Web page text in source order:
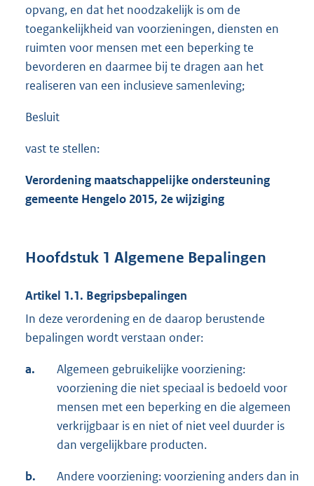
opvang, en dat het noodzakelijk is om de
toegankelijkheid van voorzieningen, diensten en
ruimten voor mensen met een beperking te
bevorderen en daarmee bij te dragen aan het
realiseren van een inclusieve samenleving;
Besluit
vast te stellen:
Verordening maatschappelijke ondersteuning
gemeente Hengelo 2015, 2e wijziging
Hoofdstuk 1 Algemene Bepalingen
Artikel 1.1. Begripsbepalingen
In deze verordening en de daarop berustende
bepalingen wordt verstaan onder:
a.
Algemeen gebruikelijke voorziening:
voorziening die niet speciaal is bedoeld voor
mensen met een beperking en die algemeen
verkrijgbaar is en niet of niet veel duurder is
dan vergelijkbare producten.
b.
Andere voorziening: voorziening anders dan in